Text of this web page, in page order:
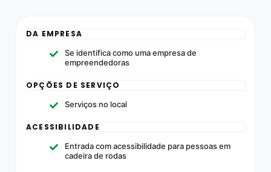
DA EMPRESA
Se identifica como uma empresa de
empreendedoras
OPÇÕES DE SERVIÇO
Serviços no local
ACESSIBILIDADE
Entrada com acessibilidade para pessoas em
cadeira de rodas